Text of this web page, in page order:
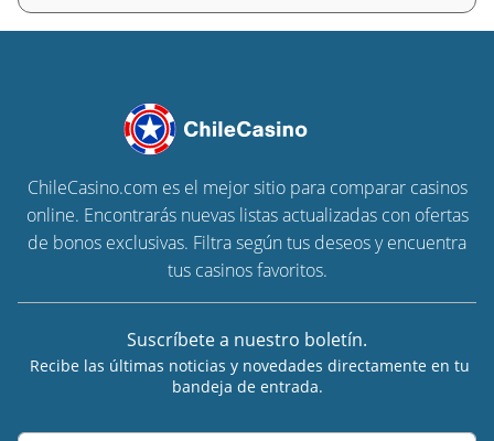
ChileCasino.com es el mejor sitio para comparar casinos
online. Encontrarás nuevas listas actualizadas con ofertas
de bonos exclusivas. Filtra según tus deseos y encuentra
tus casinos favoritos.
Suscríbete a nuestro boletín.
Recibe las últimas noticias y novedades directamente en tu
bandeja de entrada.